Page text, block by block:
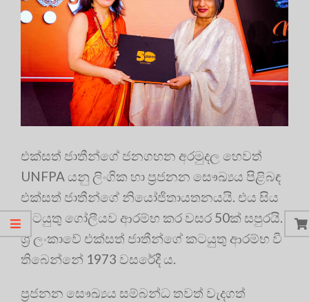
එක්සත් ජාතීන්ගේ ජනගහන අරමුදල හෙවත්
UNFPA යනු ලිංගික හා ප්‍ර‍ජනන සෞඛ්‍යය පිළිබඳ
එක්සත් ජාතීන්ගේ නියෝජිතායතනයයි. එය සිය
කටයුතු ගෝලීයව ආරම්භ කර වසර 50ක් සපුරයි.
ශ්‍රී ලංකාවේ එක්සත් ජාතීන්ගේ කටයුතු ආරම්භ වී
තිබෙන්නේ 1973 වසරේදී ය.
ප්‍ර‍ජනන සෞඛ්‍යය සම්බන්ධ තවත් වැදගත්